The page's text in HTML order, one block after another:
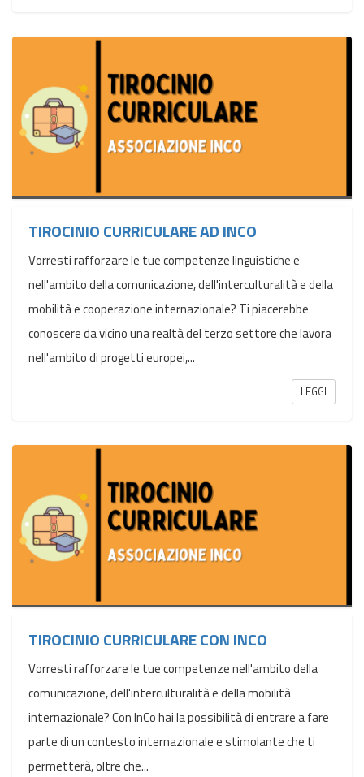
TIROCINIO CURRICULARE AD INCO
Vorresti rafforzare le tue competenze linguistiche e
nell'ambito della comunicazione, dell'interculturalità e della
mobilità e cooperazione internazionale? Ti piacerebbe
conoscere da vicino una realtà del terzo settore che lavora
nell'ambito di progetti europei,...
LEGGI
TIROCINIO CURRICULARE CON INCO
Vorresti rafforzare le tue competenze nell'ambito della
comunicazione, dell'interculturalità e della mobilità
internazionale? Con InCo hai la possibilità di entrare a fare
parte di un contesto internazionale e stimolante che ti
permetterà, oltre che...